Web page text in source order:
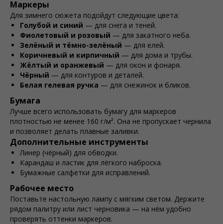
Маркеры
Для зимнего сюжета подойдут следующие цвета:
Голубой и синий — для снега и теней.
Фиолетовый и розовый — для закатного неба.
Зелёный и тёмно-зелёный — для елей.
Коричневый и кирпичный — для дома и трубы.
Жёлтый и оранжевый — для окон и фонаря.
Чёрный — для контуров и деталей.
Белая гелевая ручка — для снежинок и бликов.
Бумага
Лучше всего использовать бумагу для маркеров
плотностью не менее 160 г/м². Она не пропускает чернила
и позволяет делать плавные заливки.
Дополнительные инструменты
Линер (чёрный) для обводки.
Карандаш и ластик для лёгкого наброска.
Бумажные салфетки для исправлений.
Рабочее место
Поставьте настольную лампу с мягким светом. Держите
рядом палитру или лист черновика — на нём удобно
проверять оттенки маркеров.